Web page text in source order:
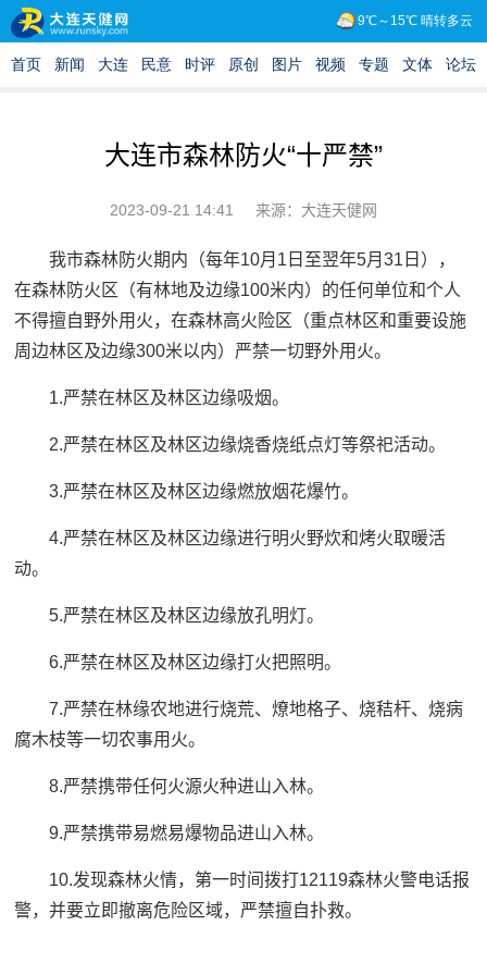
大连市森林防火“十严禁”
2023-09-21 14:41 来源：大连天健网
我市森林防火期内（每年10月1日至翌年5月31日），
在森林防火区（有林地及边缘100米内）的任何单位和个人
不得擅自野外用火，在森林高火险区（重点林区和重要设施
周边林区及边缘300米以内）严禁一切野外用火。
1.严禁在林区及林区边缘吸烟。
2.严禁在林区及林区边缘烧香烧纸点灯等祭祀活动。
3.严禁在林区及林区边缘燃放烟花爆竹。
4.严禁在林区及林区边缘进行明火野炊和烤火取暖活
动。
5.严禁在林区及林区边缘放孔明灯。
6.严禁在林区及林区边缘打火把照明。
7.严禁在林缘农地进行烧荒、燎地格子、烧秸杆、烧病
腐木枝等一切农事用火。
8.严禁携带任何火源火种进山入林。
9.严禁携带易燃易爆物品进山入林。
10.发现森林火情，第一时间拨打12119森林火警电话报
警，并要立即撤离危险区域，严禁擅自扑救。